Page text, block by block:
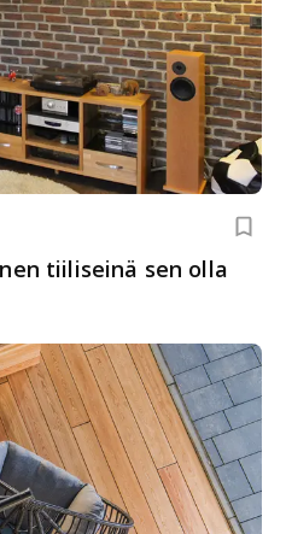
tiiliseinä sen olla